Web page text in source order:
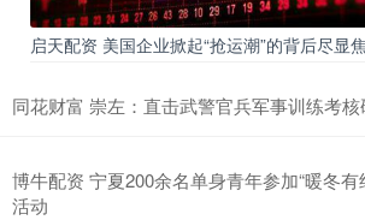
启天配资 美国企业掀起“抢运潮”的背后尽显
同花财富 崇左：直击武警官兵军事训练考
博牛配资 宁夏200余名单身青年参加“暖冬
活动